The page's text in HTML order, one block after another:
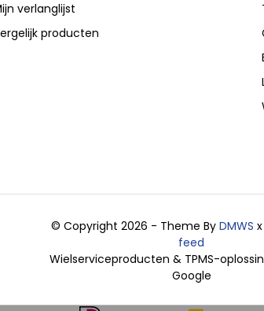
verlanglijst
producten
© Copyright 2026 - Theme ByDMWS
feed
Wielserviceproducten & TPMS-
Google